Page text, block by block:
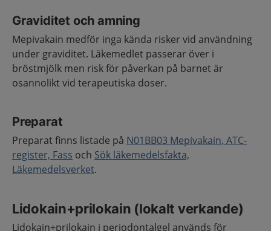
Graviditet och amning
Mepivakain medför inga kända risker vid användning
under graviditet. Läkemedlet passerar över i
bröstmjölk men risk för påverkan på barnet är
osannolikt vid terapeutiska doser.
Preparat
Preparat finns listade på N01BB03 Mepivakain, ATC-
register, Fass och Sök läkemedelsfakta,
Läkemedelsverket.
Lidokain+prilokain (lokalt verkande)
Lidokain+prilokain i periodontalgel används för